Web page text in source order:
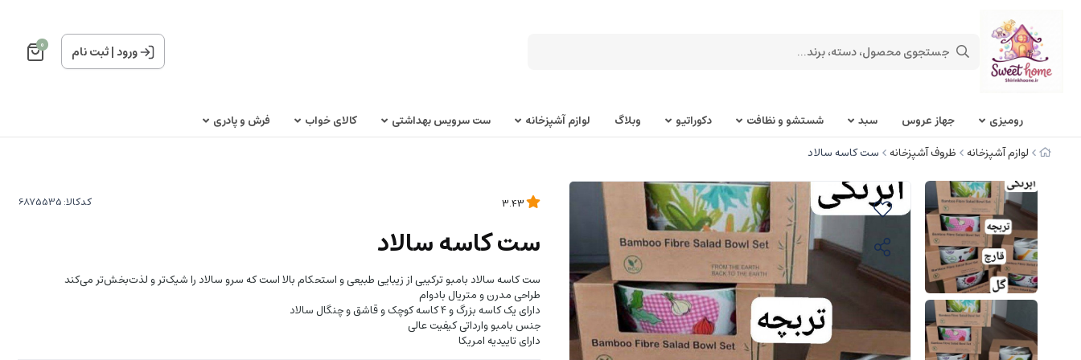
ورود|ثبت نام 0
روميزی جهاز عروس سبد شستشو و نظافت دکوراتیو وبلاگ لوازم آشپزخانه ست سرویس بهداشتی کالای خواب
فرش و پادری
لوازم آشپزخانه
ظروف آشپزخانه ست کاسه سالاد
کدکالا:
ست کاسه سالاد
ست کاسه سالاد بامبو ترکیبی از زیبایی طبیعی و استحکام بالا است که سرو سالاد را شیک‌تر و لذت‌بخش‌تر می‌کند
طراحی مدرن و متریال بادوام
دارای یک کاسه بزرگ و 4 کاسه کوچک و قاشق و چنگال سالاد
جنس بامبو وارداتی کیفیت عالی
دارای تاییدیه امریکا